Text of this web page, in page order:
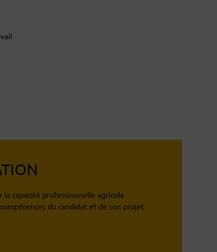
capacité professionnelle agricole
du candidat et de son projet